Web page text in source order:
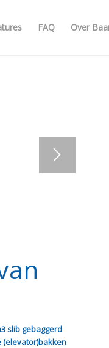
FAQ Over
slib gebaggerd
(elevator)bakken